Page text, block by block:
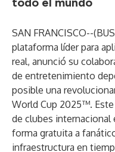
SAN FRANCISCO--(
plataforma líder para
real, anunció su
de entretenimiento
posible una
World Cup 2025™.
de clubes internacional
forma gratuita a
infraestructura en